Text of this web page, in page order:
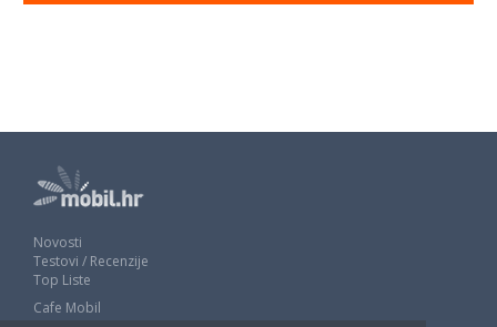
Novosti
Testovi / Recenzije
Top Liste
Cafe Mobil